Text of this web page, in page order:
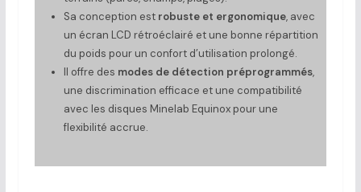
Sa conception est robuste et ergonomique, avec
un écran LCD rétroéclairé et une bonne répartition
du poids pour un confort d’utilisation prolongé.
Il offre des modes de détection préprogrammés,
une discrimination efficace et une compatibilité
avec les disques Minelab Equinox pour une
flexibilité accrue.